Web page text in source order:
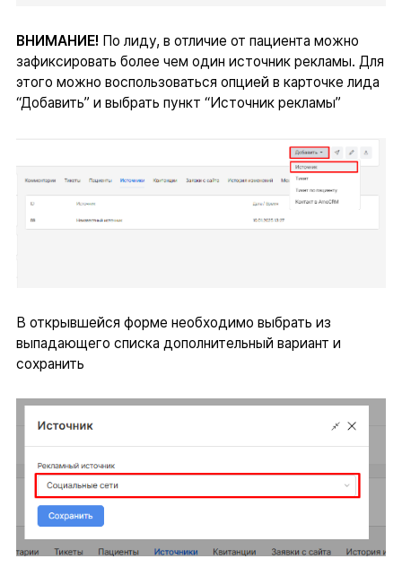
ВНИМАНИЕ! По лиду, в отличие от пациента можно
зафиксировать более чем один источник рекламы. Для
этого можно воспользоваться опцией в карточке лида
“Добавить” и выбрать пункт “Источник рекламы”
В открывшейся форме необходимо выбрать из
выпадающего списка дополнительный вариант и
сохранить